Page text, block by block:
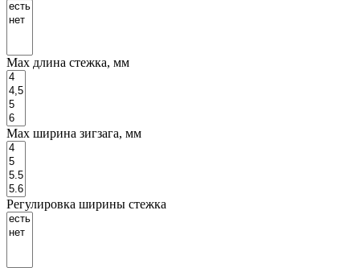
Маx длина стежка, мм
Маx ширина зигзага, мм
Регулировка ширины стежка